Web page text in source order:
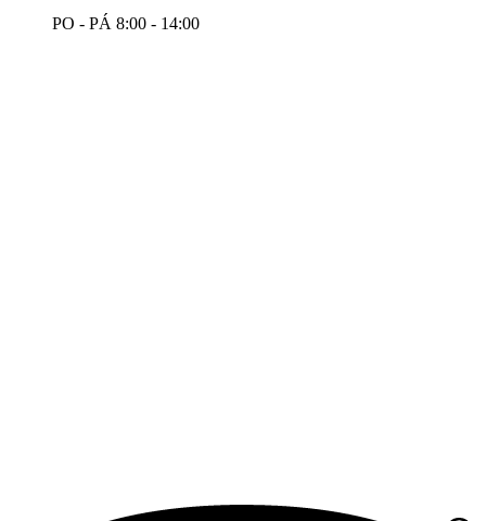
PO - PÁ 8:00 - 14:00